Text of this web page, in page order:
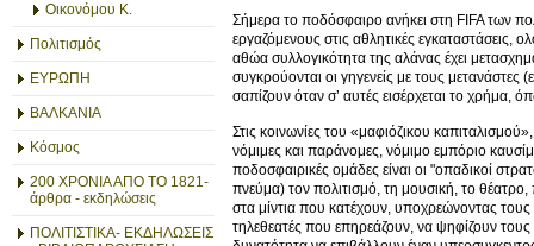
Οικονόμου Κ.
Πολιτισμός
ΕΥΡΩΠΗ
ΒΑΛΚΑΝΙΑ
Κόσμος
200 ΧΡΟΝΙΑ ΑΠΟ ΤΟ 1821-
άρθρα - εκδηλώσεις
ΠΟΛΙΤΙΣΤΙΚΑ- ΕΚΔΗΛΩΣΕΙΣ
Σήμερα το ποδόσφαιρο ανήκει στη FIFA των
εργαζόμενους στις αθλητικές
αθώα συλλογικότητα της αλάνας έχει
συγκρούονται οι γηγενείς με τους μετανάστες
σαπίζουν όταν σ’ αυτές εισέρχεται το χρήμα,
Στις κοινωνίες του «μαφιόζικου
νόμιμες και παράνομες, νόμιμο εμπόριο
ποδοσφαιρικές ομάδες είναι οι "οπαδικοί
πνεύμα) τον πολιτισμό, τη μουσική, το
στα μίντια που κατέχουν, υποχρεώνοντας
τηλεθεατές που επηρεάζουν, να ψηφίζουν τους